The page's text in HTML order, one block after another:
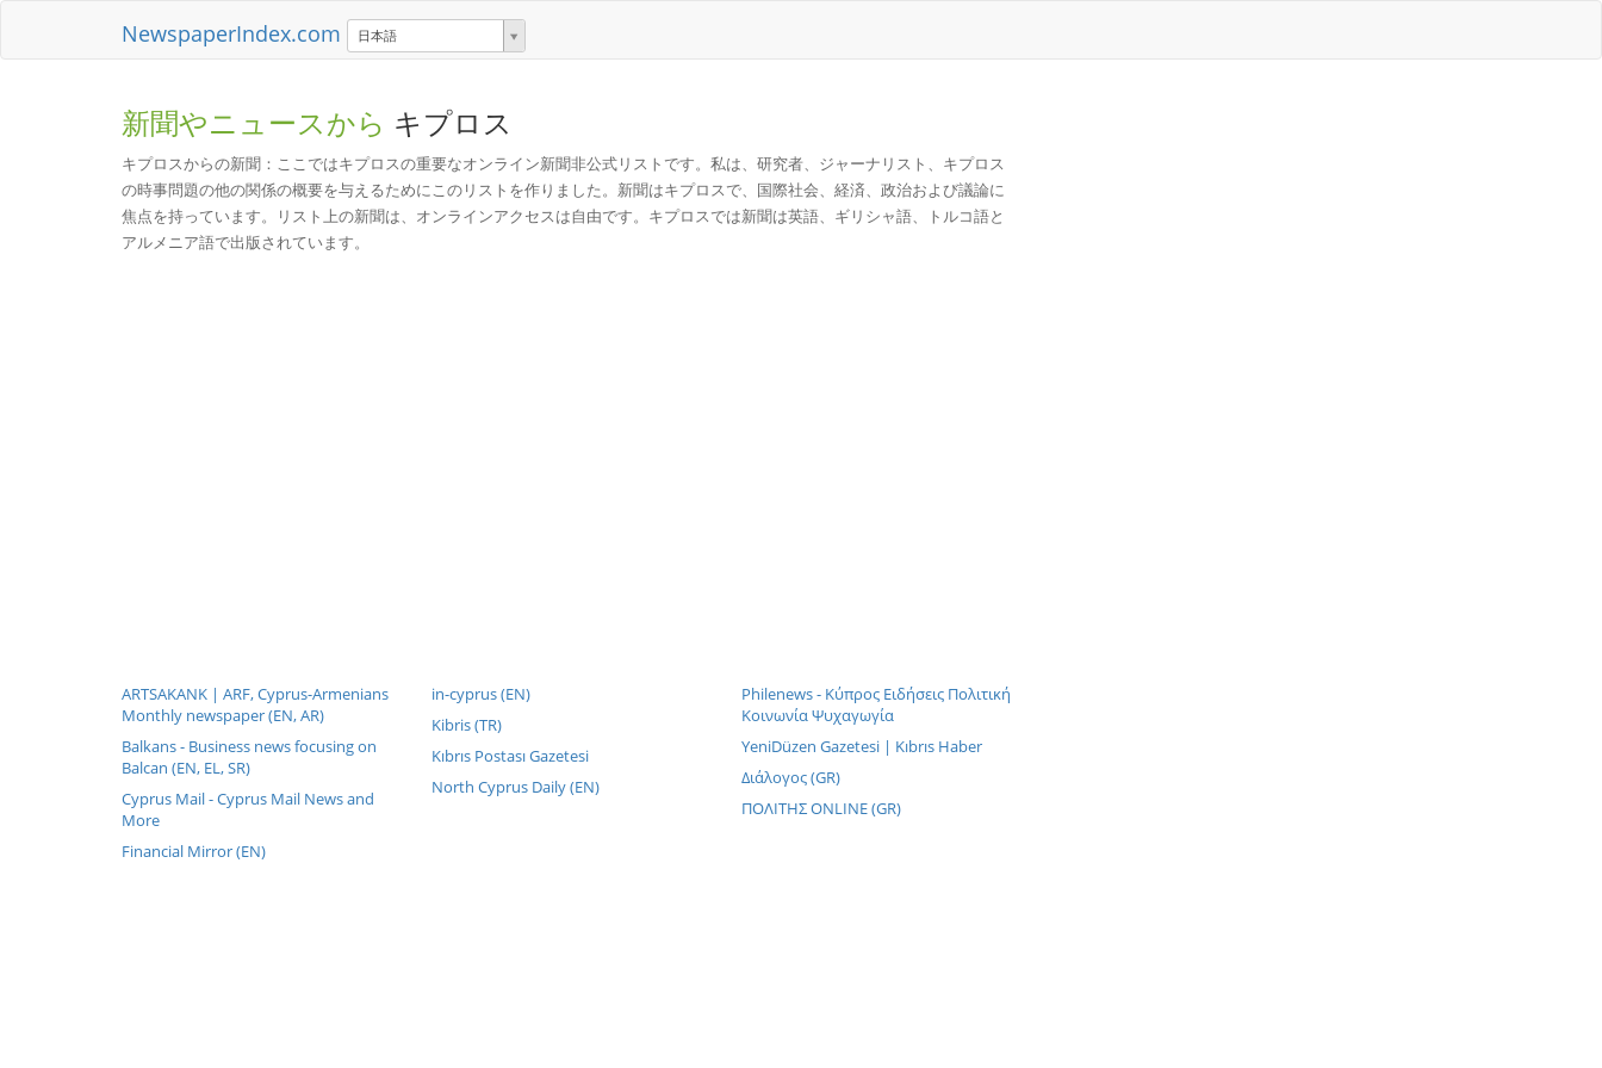
NewspaperIndex.com 日本語
新聞やニュースから キプロス
キプロスからの新聞：ここではキプロスの重要なオンライン新聞非公式リストです。私は、研究者、ジャーナリスト、キプロス
の時事問題の他の関係の概要を与えるためにこのリストを作りました。新聞はキプロスで、国際社会、経済、政治および議論に
焦点を持っています。リスト上の新聞は、オンラインアクセスは自由です。キプロスでは新聞は英語、ギリシャ語、トルコ語と
アルメニア語で出版されています。
ARTSAKANK | ARF, Cyprus-Armenians
Monthly newspaper (EN, AR)
Balkans - Business news focusing on
Balcan (EN, EL, SR)
Cyprus Mail - Cyprus Mail News and
More
Financial Mirror (EN)
in-cyprus (EN)
Kibris (TR)
Kıbrıs Postası Gazetesi
North Cyprus Daily (EN)
Philenews - Κύπρος Ειδήσεις Πολιτική
Κοινωνία Ψυχαγωγία
YeniDüzen Gazetesi | Kıbrıs Haber
Διάλογος (GR)
ΠΟΛΙΤΗΣ ONLINE (GR)